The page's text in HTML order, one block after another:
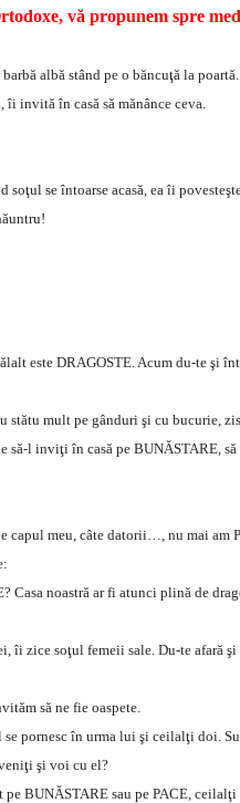
vă propunem spre
albă stând pe o băncuţă la poartă.
invită în casă să mănânce ceva.
soţul se întoarse acasă, ea îi
este DRAGOSTE. Acum du-te şi
stătu mult pe gânduri şi cu bucurie,
l inviţi în casă pe BUNĂSTARE, să
capul meu, câte datorii…, nu mai am
Casa noastră ar fi atunci plină de
îi zice soţul femeii sale. Du-te afară
să ne fie oaspete.
se pornesc în urma lui şi ceilalţi doi.
şi voi cu el?
BUNĂSTARE sau pe PACE, ceilalţi